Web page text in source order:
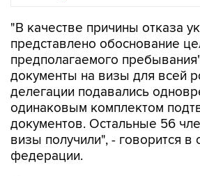
"В качестве причины отказа
представлено обоснование
предполагаемого
документы на визы для всей
делегации подавались
одинаковым комплектом
документов. Остальные 56
визы получили", - говорится в
федерации.